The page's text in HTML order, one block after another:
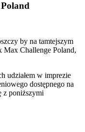
by na tamtejszym
Max Challenge Poland,
udziałem w imprezie
dostępnego na
z poniższymi